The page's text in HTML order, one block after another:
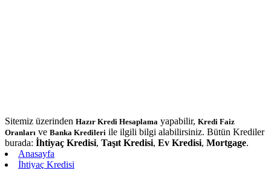
Sitemiz üzerinden Hazır Kredi Hesaplama yapabilir, Kredi Faiz
Oranları ve Banka Kredileri ile ilgili bilgi alabilirsiniz. Bütün Krediler
burada: İhtiyaç Kredisi, Taşıt Kredisi, Ev Kredisi, Mortgage.
Anasayfa
İhtiyaç Kredisi